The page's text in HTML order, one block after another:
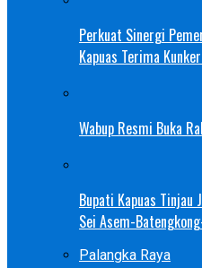
Perkuat Sinergi
Kapuas Terima
Wabup Resmi Buka
Bupati Kapuas Tinjau
Sei Asem-
Palangka Raya